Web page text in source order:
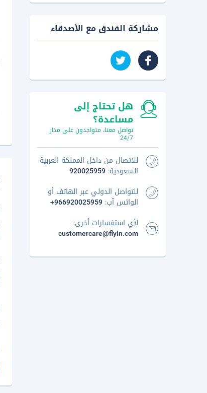
مشاركة الفندق مع الأصدقاء
هل تحتاج إلى
مساعدة؟
تواصل معنا، متواجدون على مدار
24/7
للاتصال من داخل المملكة العربية
السعودية: 920025959
للتواصل الدولي عبر الهاتف أو
الواتس آب: +966920025959
لأي استفسارات أخرى:
customercare@flyin.com